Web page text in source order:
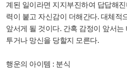
계된 일이라면 지지부진하여 답답해
력이 붙고 자신감이 더해간다. 대체적
앞서게 될 것이다. 간혹 감정이 앞서
투거나 망신을 당할지 모른다.
행운의 아이템 : 분식